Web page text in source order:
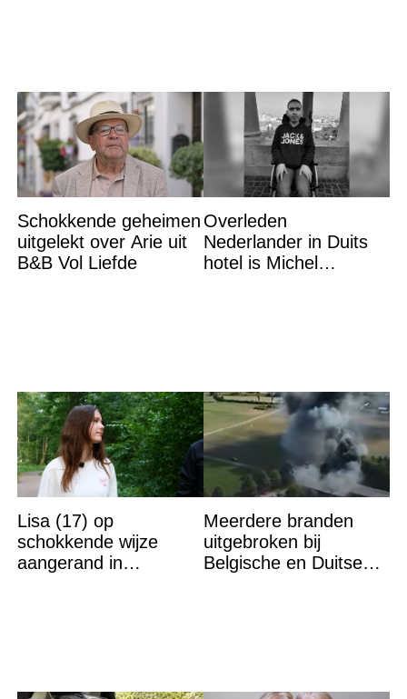
Schokkende geheimen
uitgelekt over Arie uit
B&B Vol Liefde
Overleden
Nederlander in Duits
hotel is Michel
Lisa (17) op
schokkende wijze
aangerand in
Meerdere branden
uitgebroken bij
Belgische en Duitse